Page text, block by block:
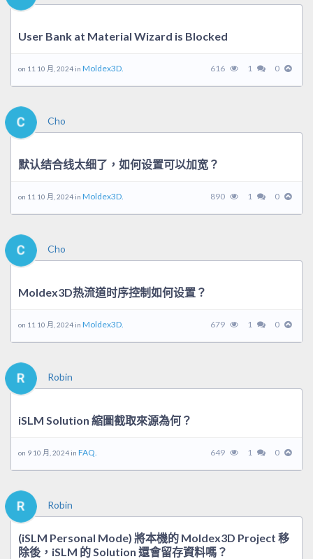
User Bank at Material Wizard is Blocked
on 11 10 月, 2024 in Moldex3D. 616 1 0
Cho
默认结合线太细了，如何设置可以加宽？
on 11 10 月, 2024 in Moldex3D. 890 1 0
Cho
Moldex3D热流道时序控制如何设置？
on 11 10 月, 2024 in Moldex3D. 679 1 0
Robin
iSLM Solution 縮圖截取來源為何？
on 9 10 月, 2024 in FAQ. 649 1 0
Robin
(iSLM Personal Mode) 將本機的 Moldex3D Project 移
除後，iSLM 的 Solution 還會留存資料嗎？